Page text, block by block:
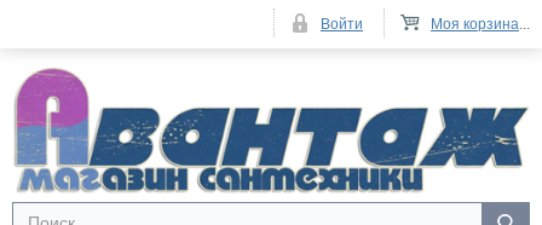
Моя корзина...
Войти